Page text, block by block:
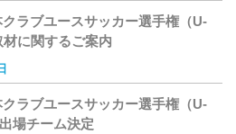
ラブユースサッカー選手権（U-
に関するご案内
ラブユースサッカー選手権（U-
場チーム決定